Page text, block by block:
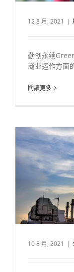
12 8 月, 2021 |
勤创永续
商业运作方面
閱讀更多
10 8 月, 2021 |